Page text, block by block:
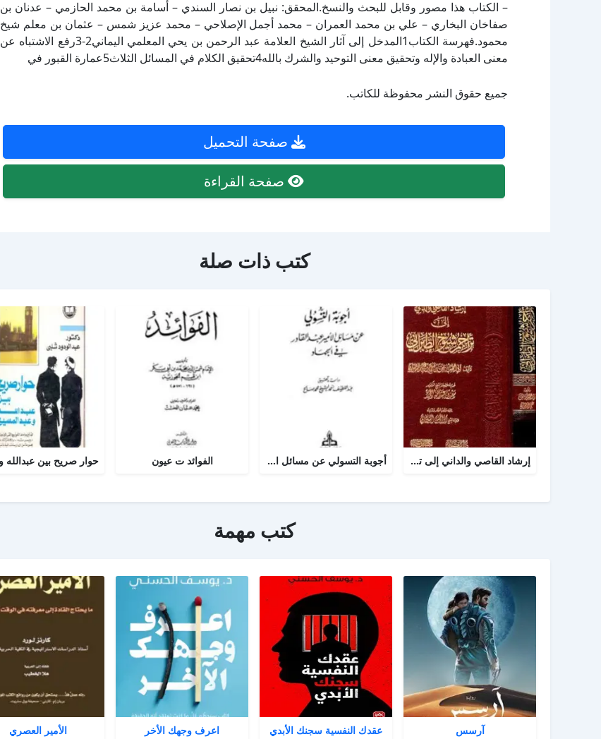
– الكتاب هذا مصور وقابل للبحث والنسخ.المحقق: نبيل بن نصار السندي – أسامة بن محمد الحازمي – عدنان بن
صفاخان البخاري – علي بن محمد العمران – محمد أجمل الإصلاحي – محمد عزيز شمس – عثمان بن معلم شيخ
محمود.فهرسة الكتاب1المدخل إلى آثار الشيخ العلامة عبد الرحمن بن يحي المعلمي اليماني2-3رفع الاشتباه عن
معنى العبادة والإله وتحقيق معنى التوحيد والشرك بالله4تحقيق الكلام في المسائل الثلاث5عمارة القبور في
جميع حقوق النشر محفوظة للكاتب.
صفحة التحميل
صفحة القراءة
كتب ذات صلة
إرشاد القاصي والداني إلى تراجم شيوخ الطبراني أجوبة التسولي عن مسائل الأمير عبد القادر في الجهاد الفوائد ت عيون
كتب مهمة
آرسس عقدك النفسية سجنك الأبدي اعرف وجهك الأخر الأمير العصري